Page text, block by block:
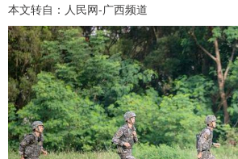
本文转自：人民网-广西频道